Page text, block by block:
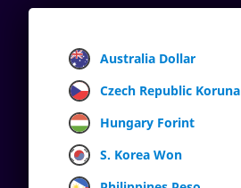
Australia Dollar
Czech Republic Koruna
Hungary Forint
S. Korea Won